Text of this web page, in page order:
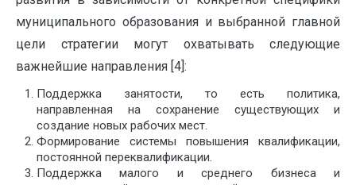
муниципального образования и выбранной главной
цели стратегии могут охватывать следующие
важнейшие направления [4]:
Поддержка занятости, то есть политика,
направленная на сохранение существующих и
создание новых рабочих мест.
Формирование системы повышения квалификации,
постоянной переквалификации.
Поддержка малого и среднего бизнеса и